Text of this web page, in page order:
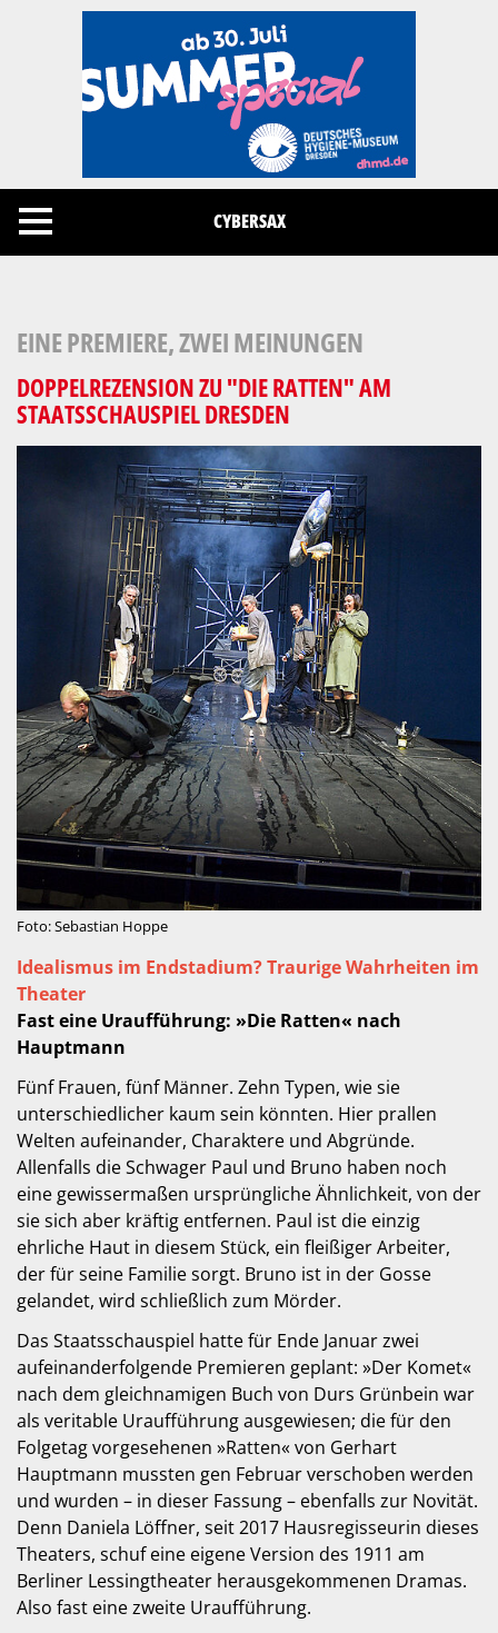
CYBERSAX
EINE PREMIERE, ZWEI MEINUNGEN
DOPPELREZENSION ZU "DIE RATTEN" AM
STAATSSCHAUSPIEL DRESDEN
Foto: Sebastian Hoppe
Idealismus im Endstadium? Traurige Wahrheiten im
Theater
Fast eine Uraufführung: »Die Ratten« nach
Hauptmann
Fünf Frauen, fünf Männer. Zehn Typen, wie sie
unterschiedlicher kaum sein könnten. Hier prallen
Welten aufeinander, Charaktere und Abgründe.
Allenfalls die Schwager Paul und Bruno haben noch
eine gewissermaßen ursprüngliche Ähnlichkeit, von der
sie sich aber kräftig entfernen. Paul ist die einzig
ehrliche Haut in diesem Stück, ein fleißiger Arbeiter,
der für seine Familie sorgt. Bruno ist in der Gosse
gelandet, wird schließlich zum Mörder.
Das Staatsschauspiel hatte für Ende Januar zwei
aufeinanderfolgende Premieren geplant: »Der Komet«
nach dem gleichnamigen Buch von Durs Grünbein war
als veritable Uraufführung ausgewiesen; die für den
Folgetag vorgesehenen »Ratten« von Gerhart
Hauptmann mussten gen Februar verschoben werden
und wurden – in dieser Fassung – ebenfalls zur Novität.
Denn Daniela Löffner, seit 2017 Hausregisseurin dieses
Theaters, schuf eine eigene Version des 1911 am
Berliner Lessingtheater herausgekommenen Dramas.
Also fast eine zweite Uraufführung.
Cookies management panel